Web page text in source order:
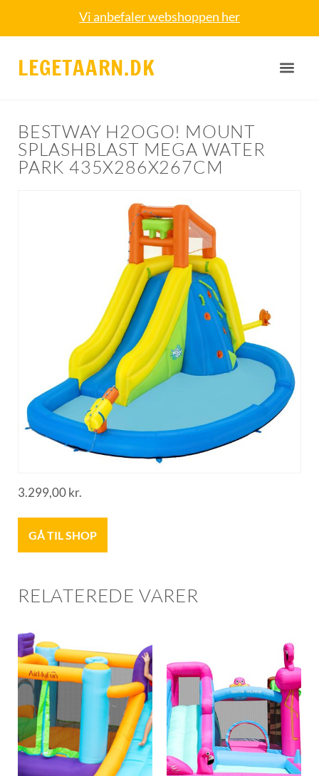
Vi anbefaler webshoppen her
LEGETAARN.DK
BESTWAY H2OGO! MOUNT
SPLASHBLAST MEGA WATER
PARK 435X286X267CM
3.299,00kr.
GÅ TIL SHOP
RELATEREDE VARER